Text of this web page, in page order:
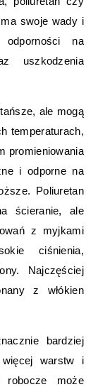
swoje wady i
na
uszkodzenia
ale mogą
temperaturach,
promieniowania
i odporne na
Poliuretan
ścieranie, ale
z myjkami
ciśnienia,
Najczęściej
z włókien
bardziej
warstw i
może